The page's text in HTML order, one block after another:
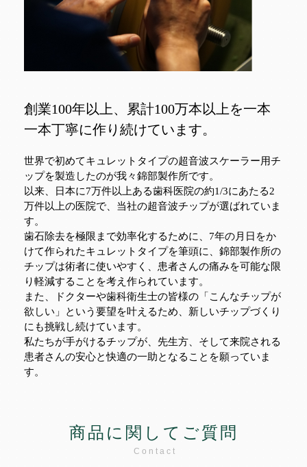
創業100年以上、累計100万本以上を一本
一本丁寧に作り続けています。
世界で初めてキュレットタイプの超音波スケーラー用チ
ップを製造したのが我々錦部製作所です。
以来、日本に7万件以上ある歯科医院の約1/3にあたる2
万件以上の医院で、当社の超音波チップが選ばれていま
す。
歯石除去を極限まで効率化するために、7年の月日をか
けて作られたキュレットタイプを筆頭に、錦部製作所の
チップは術者に使いやすく、患者さんの痛みを可能な限
り軽減することを考え作られています。
また、ドクターや歯科衛生士の皆様の「こんなチップが
欲しい」という要望を叶えるため、新しいチップづくり
にも挑戦し続けています。
私たちが手がけるチップが、先生方、そして来院される
患者さんの安心と快適の一助となることを願っていま
す。
商品に関してご質問
Contact